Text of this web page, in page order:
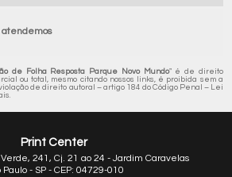
atendemos
de Folha Resposta Parque Novo Mundo" é de direito
ou total, mesmo citando nossos links, é proibida sem a
de direito autoral – artigo 184 do Código Penal – Lei
.
Print Center
241, Cj. 21 ao 24 - Jardim Caravelas
Paulo - SP - CEP: 04729-010